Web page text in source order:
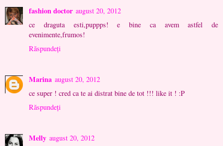
fashion doctor august 20, 2012
ce draguta esti,puppps! e bine ca avem astfel de
evenimente,frumos!
Răspundeți
Marina august 20, 2012
ce super ! cred ca te ai distrat bine de tot !!! like it ! :P
Răspundeți
Melly august 20, 2012